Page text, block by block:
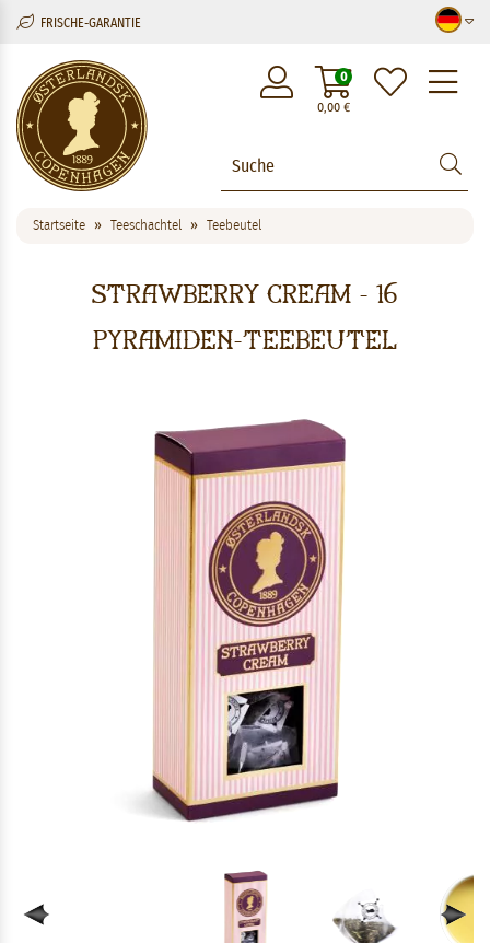
FRISCHE-GARANTIE
0,00€
0
Startseite Teeschachtel Teebeutel
Strawberry Cream - 16
Pyramiden-Teebeutel